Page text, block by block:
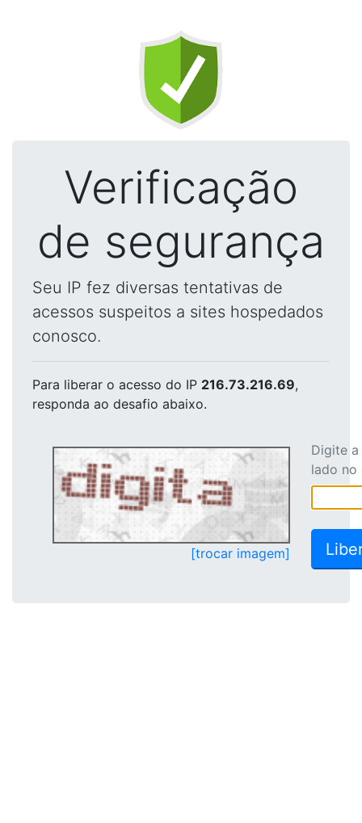
Verificação
de segurança
Seu IP fez diversas tentativas de
acessos suspeitos a sites hospedados
conosco.
Para liberar o acesso do IP 216.73.216.69,
responda ao desafio abaixo.
[trocar imagem]
Digite
lado no